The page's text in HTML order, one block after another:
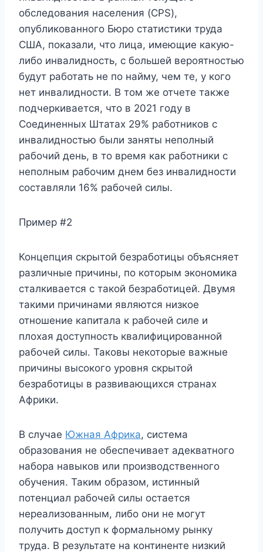
обследования населения (CPS),
опубликованного Бюро статистики труда
США, показали, что лица, имеющие какую-
либо инвалидность, с большей вероятностью
будут работать не по найму, чем те, у кого
нет инвалидности. В том же отчете также
подчеркивается, что в 2021 году в
Соединенных Штатах 29% работников с
инвалидностью были заняты неполный
рабочий день, в то время как работники с
неполным рабочим днем ​​без инвалидности
составляли 16% рабочей силы.
Пример #2
Концепция скрытой безработицы объясняет
различные причины, по которым экономика
сталкивается с такой безработицей. Двумя
такими причинами являются низкое
отношение капитала к рабочей силе и
плохая доступность квалифицированной
рабочей силы. Таковы некоторые важные
причины высокого уровня скрытой
безработицы в развивающихся странах
Африки.
В случае Южная Африка, система
образования не обеспечивает адекватного
набора навыков или производственного
обучения. Таким образом, истинный
потенциал рабочей силы остается
нереализованным, либо они не могут
получить доступ к формальному рынку
труда. В результате на континенте низкий